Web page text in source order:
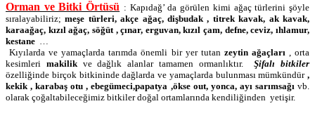
Orman ve Bitki Örtüsü : Kapıdağ’ da görülen kimi ağaç türlerini şöyle
sıralayabiliriz;meşe türleri, akçe ağaç, dişbudak , titrek kavak, ak kavak,
karaağaç, kızıl ağaç, söğüt , çınar, erguvan, kızıl çam, defne, ceviz, ıhlamur,
kestane …
Kıyılarda ve yamaçlarda tarımda önemli bir yer tutan zeytin ağaçları, orta
kesimleri makilikve dağlık alanlar tamamen ormanlıktır.
Şifalı bitkiler
özelliğinde birçok bitkininde dağlarda ve yamaçlarda bulunması mümkündür ,
kekik , karabaş otu , ebegümeci,papatya ,ökse out, yonca, ayı sarımsağı vb.
olarak çoğaltabileceğimiz bitkiler doğal ortamlarında kendiliğinden yetişir.